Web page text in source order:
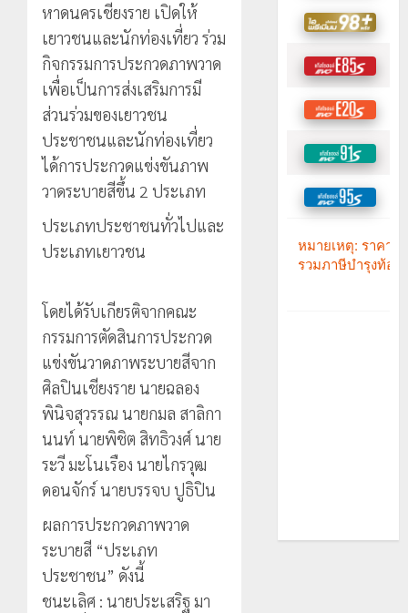
หาดนครเชียงราย เปิดให้
เยาวชนและนักท่องเที่ยว ร่วม
กิจกรรมการประกวดภาพวาด
เพื่อเป็นการส่งเสริมการมี
ส่วนร่วมของเยาวชน
ประชาชนและนักท่องเที่ยว
ได้การประกวดแข่งขันภาพ
วาดระบายสีขึ้น 2 ประเภท
ประเภทประชาชนทั่วไปและ
ประเภทเยาวชน
โดยได้รับเกียรติจากคณะ
กรรมการตัดสินการประกวด
แข่งขันวาดภาพระบายสีจาก
ศิลปินเชียงราย นายฉลอง
พินิจสุวรรณ นายกมล สาลิกา
นนท์ นายพิชิต สิทธิวงศ์ นาย
ระวี มะโนเรือง นายไกรวุฒ
ดอนจักร์ นายบรรจบ ปูธิปิน
ผลการประกวดภาพวาด
ระบายสี “ประเภท
ประชาชน” ดังนี้
ชนะเลิศ : นายประเสริฐ มา